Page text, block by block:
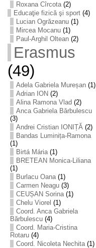
Roxana Cîrcota(2)
Educaţie fizică şi sport(4)
Lucian Ogrăzeanu(1)
Mircea Mocanu(1)
Paul-Arghil Oltean(2)
Erasmus
(49)
Adela Gabriela Mureșan(1)
Adrian ION (2)
Alina Ramona Vlad (2)
Anca Gabriela Bărbulescu
(3)
Andrei Cristian IONIȚĂ(2)
Bandas Luminița-Ramona
(1)
Birtá Mária(1)
BRETEAN Monica-Liliana
(1)
Burlacu Oana(1)
Carmen Neagu(3)
CEUȘAN Sorina(1)
Chelu Viorel (1)
Coord. Anca Gabriela
Bărbulescu(4)
Coord. Maria-Cristina
Rotaru(4)
Coord. Nicoleta Nechita(1)